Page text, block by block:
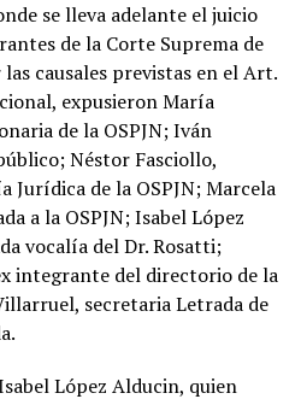
se lleva adelante el juicio
de la Corte Suprema de
causales previstas en el Art.
expusieron María
de la OSPJN; Iván
Néstor Fasciollo,
Jurídica de la OSPJN; Marcela
a la OSPJN; Isabel López
vocalía del Dr. Rosatti;
integrante del directorio de la
secretaria Letrada de
López Alducin, quien